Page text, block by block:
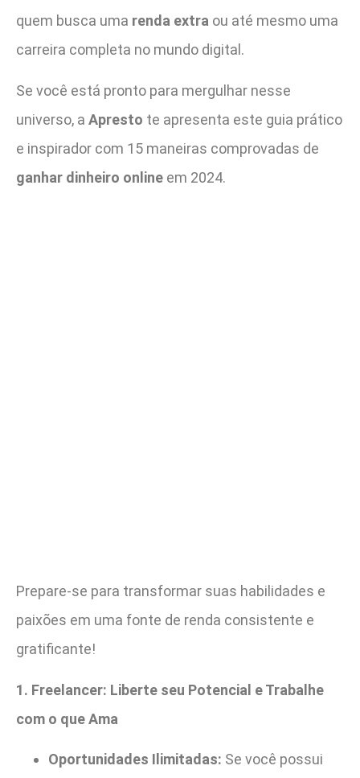
quem busca uma renda extra ou até mesmo uma
carreira completa no mundo digital.
Se você está pronto para mergulhar nesse
universo, a Apresto te apresenta este guia prático
e inspirador com 15 maneiras comprovadas de
ganhar dinheiro online em 2024.
Prepare-se para transformar suas habilidades e
paixões em uma fonte de renda consistente e
gratificante!
1. Freelancer: Liberte seu Potencial e Trabalhe
com o que Ama
Oportunidades Ilimitadas: Se você possui